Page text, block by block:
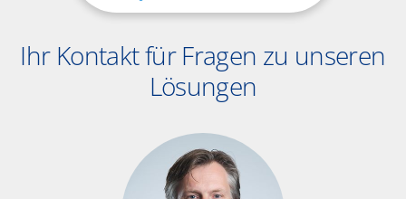
Ihr Kontakt für Fragen zu unseren
Lösungen